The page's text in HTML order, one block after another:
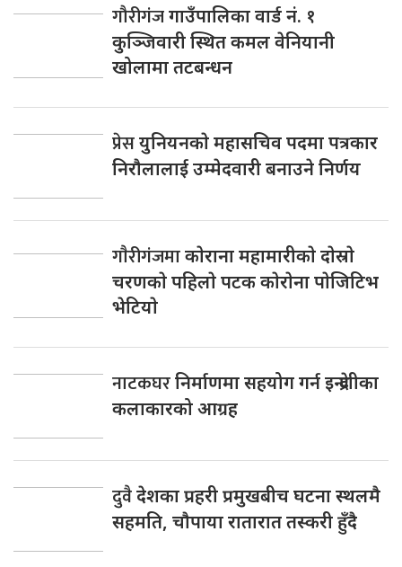
गौरीगंजगाउँपालिका वार्ड नं. १
कुञ्जिवारी स्थित कमल वेनियानी
खोलामा तटबन्धन
प्रेसयुनियनकाे महासचिव पदमा पत्रकार
निराैलालाई उम्मेदवारी बनाउने निर्णय
गाैरीगंजमाकाेराना महामारीकाे दाेस्राे
चरणकाे पहिलाे पटक काेराेना पाेजिटिभ
भेटियाे
नाटकघरनिर्माणमा सहयोग गर्न इन्द्रेणीका
कलाकारको आग्रह
दुवैदेशका प्रहरी प्रमुखबीच घटना स्थलमै
सहमति, चाैपाया रातारात तस्करी हुँदै